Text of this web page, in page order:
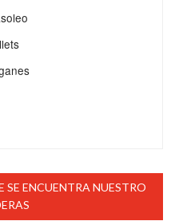
SE ENCUENTRA NUESTRO